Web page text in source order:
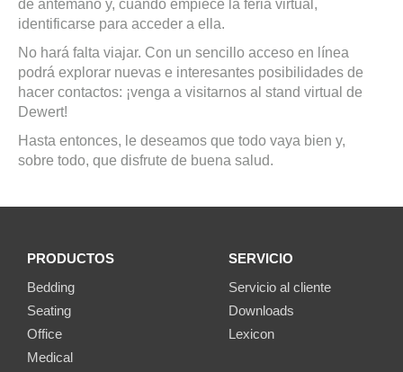
de antemano y, cuando empiece la feria virtual,
identificarse para acceder a ella.
No hará falta viajar. Con un sencillo acceso en línea
podrá explorar nuevas e interesantes posibilidades de
hacer contactos: ¡venga a visitarnos al stand virtual de
Dewert!
Hasta entonces, le deseamos que todo vaya bien y,
sobre todo, que disfrute de buena salud.
PRODUCTOS
Bedding
Seating
Office
Medical
SERVICIO
Servicio al cliente
Downloads
Lexicon